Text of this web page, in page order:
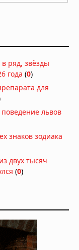
все
корабли
из-за
уровня воды
власти
уровень
5,5 у
ощущались
ряд, звёзды
года (0)
для
львов
знаков зодиака
двух тысяч
(0)